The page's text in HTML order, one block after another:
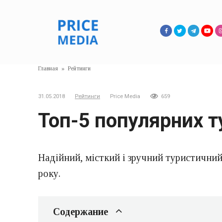
Главная » Рейтинги
31.05.2018 Рейтинги Price Media 659
Топ-5 популярних
Надійний, місткий і зручний
року.
Содержание